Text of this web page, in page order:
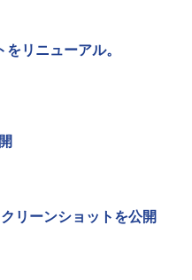
リニューアル。
リーンショットを公開